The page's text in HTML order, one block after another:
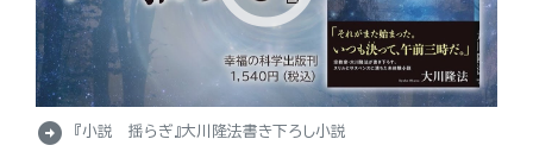
arrow_circle_right 『小説 揺らぎ』大川隆法書き下ろし小説